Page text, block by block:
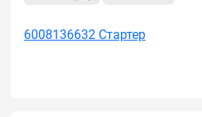
6008136632 Стартер